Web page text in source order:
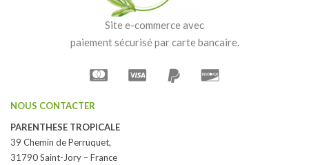
Site e-commerce avec
paiement sécurisé par carte bancaire.
NOUS CONTACTER
PARENTHESE TROPICALE
39 Chemin de Perruquet,
31790 Saint-Jory – France